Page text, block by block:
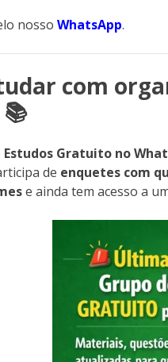
nosso WhatsApp.
com
Estudos Gratuito no
de enquetes com
e ainda tem acesso a